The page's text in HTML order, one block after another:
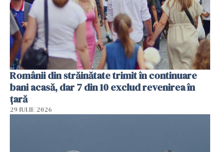
Românii din străinătate trimit în continuare
bani acasă, dar 7 din 10 exclud revenirea în
țară
29 IULIE 2026